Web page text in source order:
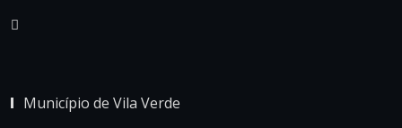
Município de Vila Verde